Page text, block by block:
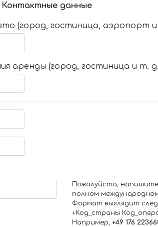
Контактные данные
(город, гостиница, аэропорт и
аренды (город, гостиница и т.
Пожалуйста,
полном
Формат выглядит
+Код_страны
Например, +49 176